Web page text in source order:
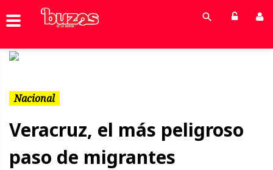
Nacional
Veracruz, el más peligroso
paso de migrantes